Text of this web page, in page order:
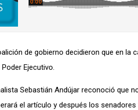
de gobierno decidieron que en la
Ejecutivo.
Sebastián Andújar reconoció que
el artículo y después los